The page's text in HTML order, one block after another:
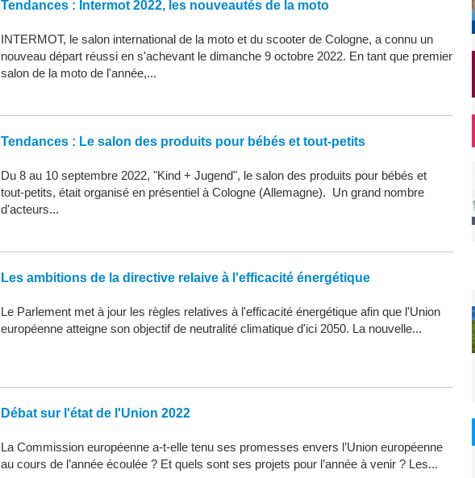
Tendances : Intermot 2022, les nouveautés de la moto
INTERMOT, le salon international de la moto et du scooter de Cologne, a connu un
nouveau départ réussi en s'achevant le dimanche 9 octobre 2022. En tant que premier
salon de la moto de l'année,...
Tendances : Le salon des produits pour bébés et tout-petits
Du 8 au 10 septembre 2022, "Kind + Jugend", le salon des produits pour bébés et
tout-petits, était organisé en présentiel à Cologne (Allemagne). Un grand nombre
d'acteurs...
Les ambitions de la directive relaive à l'efficacité énergétique
Le Parlement met à jour les règles relatives à l'efficacité énergétique afin que l'Union
européenne atteigne son objectif de neutralité climatique d'ici 2050. La nouvelle...
Débat sur l'état de l'Union 2022
La Commission européenne a-t-elle tenu ses promesses envers l’Union européenne
au cours de l’année écoulée ? Et quels sont ses projets pour l’année à venir ? Les...